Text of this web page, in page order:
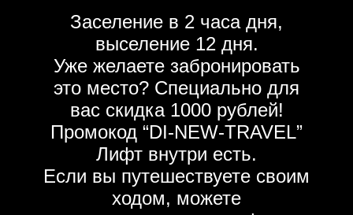
Заселение в 2 часа дня,
выселение 12 дня.
Уже желаете забронировать
это место? Специально для
вас скидка 1000 рублей!
Промокод “DI-NEW-TRAVEL”
Лифт внутри есть.
Если вы путешествуете своим
ходом, можете